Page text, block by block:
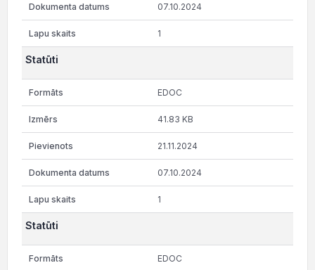
07.10.2024
1
Statūti
EDOC
41.83 KB
21.11.2024
07.10.2024
1
Statūti
EDOC